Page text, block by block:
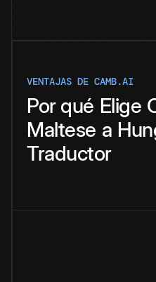
VENTAJAS DE CAMB.AI
Por qué Elige
Maltese a
Traductor